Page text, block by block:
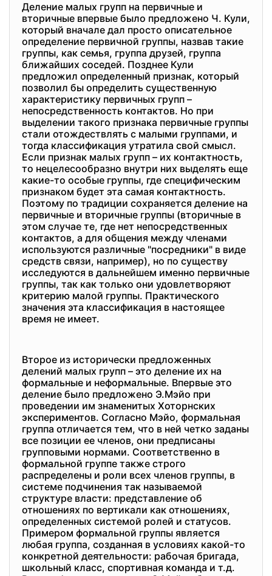
Деление малых групп на первичные и
вторичные впервые было предложено Ч. Кули,
который вначале дал просто описательное
определение первичной группы, назвав такие
группы, как семья, группа друзей, группа
ближайших соседей. Позднее Кули
предложил определенный признак, который
позволил бы определить существенную
характеристику первичных групп –
непосредственность контактов. Но при
выделении такого признака первичные группы
стали отождествлять с малыми группами, и
тогда классификация утратила свой смысл.
Если признак малых групп – их контактность,
то нецелесообразно внутри них выделять еще
какие-то особые группы, где специфическим
признаком будет эта самая контактность.
Поэтому по традиции сохраняется деление на
первичные и вторичные группы (вторичные в
этом случае те, где нет непосредственных
контактов, а для общения между членами
используются различные "посредники" в виде
средств связи, например), но по существу
исследуются в дальнейшем именно первичные
группы, так как только они удовлетворяют
критерию малой группы. Практического
значения эта классификация в настоящее
время не имеет.
Второе из исторически предложенных
делений малых групп – это деление их на
формальные и неформальные. Впервые это
деление было предложено Э.Мэйо при
проведении им знаменитых Хоторнских
экспериментов. Согласно Мэйо, формальная
группа отличается тем, что в ней четко заданы
все позиции ее членов, они предписаны
групповыми нормами. Соответственно в
формальной группе также строго
распределены и роли всех членов группы, в
системе подчинения так называемой
структуре власти: представление об
отношениях по вертикали как отношениях,
определенных системой ролей и статусов.
Примером формальной группы является
любая группа, созданная в условиях какой-то
конкретной деятельности: рабочая бригада,
школьный класс, спортивная команда и т.д.